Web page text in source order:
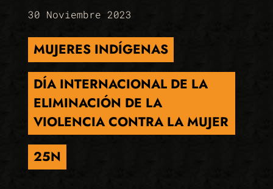
30 Noviembre 2023
MUJERES INDÍGENAS
DÍA INTERNACIONAL DE LA
ELIMINACIÓN DE LA
VIOLENCIA CONTRA LA MUJER
25N